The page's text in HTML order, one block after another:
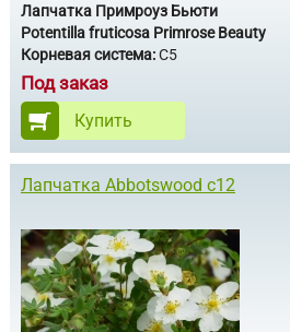
Лапчатка Примроуз Бьюти
Potentilla fruticosa Primrose Beauty
Корневая система:С5
Под заказ
Купить
Лапчатка Аbbotswood c12